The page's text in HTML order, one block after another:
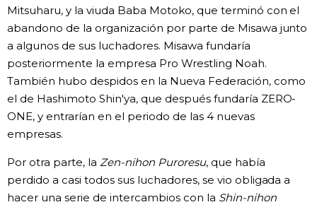
Mitsuharu, y la viuda Baba Motoko, que terminó con el
abandono de la organización por parte de Misawa junto
a algunos de sus luchadores. Misawa fundaría
posteriormente la empresa Pro Wrestling Noah.
También hubo despidos en la Nueva Federación, como
el de Hashimoto Shin'ya, que después fundaría ZERO-
ONE, y entrarían en el periodo de las 4 nuevas
empresas.
Por otra parte, la Zen-nihon Puroresu, que había
perdido a casi todos sus luchadores, se vio obligada a
hacer una serie de intercambios con la Shin-nihon